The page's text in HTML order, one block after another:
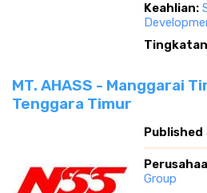
Keahlian:
MT. AHASS - Manggarai
Tenggara Timur
Published
Group